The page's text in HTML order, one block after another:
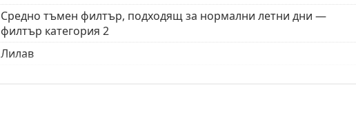
Средно тъмен филтър, подходящ за нормални летни дни —
филтър категория 2
Лилав